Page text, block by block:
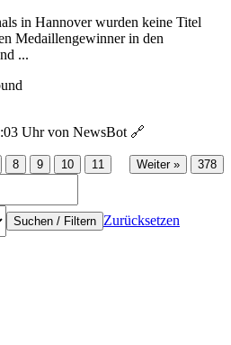
in Hannover wurden keine Titel
Medaillengewinner in den
...
Uhr von NewsBot 🔗
8 9 10 11 Weiter » 378
Suchen / Filtern Zurücksetzen